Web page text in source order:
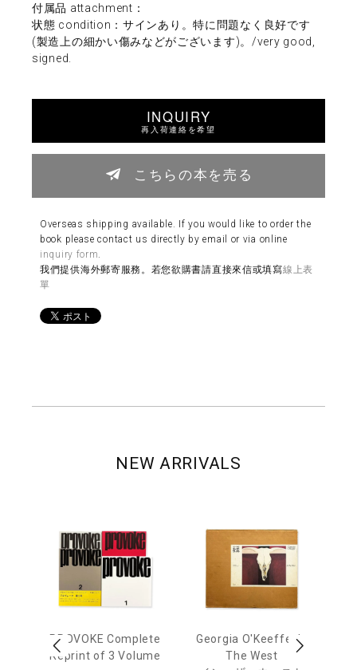
付属品 attachment：
状態 condition：サインあり。特に問題なく良好です
(製造上の細かい傷みなどがございます)。/very good,
signed.
INQUIRY
再入荷連絡を希望
こちらの本を売る
Overseas shipping available. If you would like to order the
book please contact us directly by email or via online
inquiry form.
我們提供海外郵寄服務。若您欲購書請直接來信或填寫線上表
單
NEW ARRIVALS
PROVOKE Complete
Reprint of 3 Volume
Georgia O'Keeffe: In
The West